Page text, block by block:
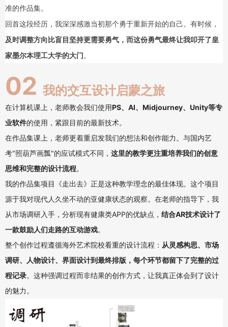
准的作品集。
回首这段经历，我深深感激当初那个勇于重新开始的自己。有时候，
及时调整方向比盲目坚持更需要勇气，而这份勇气最终让我叩开了皇
家墨尔本理工大学的大门。
02 我的交互设计启蒙之旅
在计算机课上，老师教会我们使用PS、AI、Midjourney、Unity等专
业软件的使用，紧跟目前的最新技术。
在作品集课上，老师更着重启发我们的想法和创作能力。与国内艺
考"照葫芦画瓢"的应试模式不同， 这里的教学更注重培养我们的创意
思维和完整的设计流程。
我的作品集项目《走出去》正是这种教学理念的最佳体现。这个项目
源于我对现代人久坐不动的亚健康状态的观察。在老师的指导下，我
从市场调研入手，分析现有健康类APP的优缺点， 结合AR技术设计了
一款鼓励人们走路的互动游戏。
整个创作过程遵循海外艺术院校看重的设计流程： 从灵感构思、市场
调研、人物设计、界面设计到最终排版，每个环节都留下了完整的过
程记录。这种强调过程而非结果的创作方式，让我真正体会到了设计
的魅力。